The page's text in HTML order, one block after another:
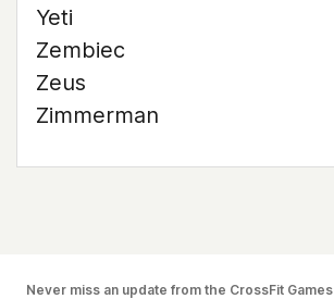
Yeti
Zembiec
Zeus
Zimmerman
Never miss an update from the CrossFit Games